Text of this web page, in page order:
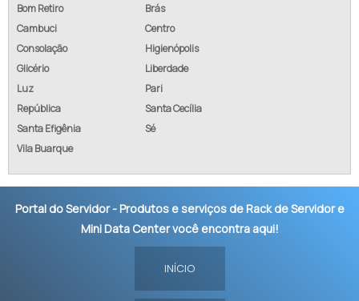
Bom Retiro
Brás
Cambuci
Centro
Consolação
Higienópolis
Glicério
Liberdade
Luz
Pari
República
Santa Cecília
Santa Efigênia
Sé
Vila Buarque
Portal do Servidor - Produtos e serviços de Rack de Servidor e
Mini Data Center você encontra aqui!
INÍCIO